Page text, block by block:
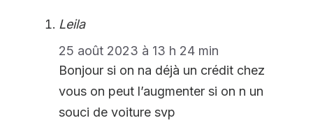
Leila
25 août 2023 à 13 h 24 min
Bonjour si on na déjà un crédit chez
vous on peut l’augmenter si on n un
souci de voiture svp